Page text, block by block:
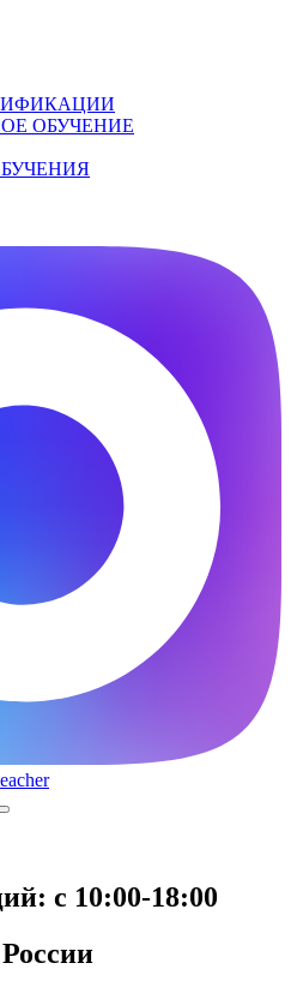
ОБУЧЕНИЕ
с 10:00-18:00